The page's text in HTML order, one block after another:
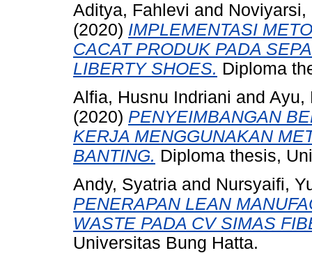
Aditya, Fahlevi and
(2020) IMPLEMENTASI
CACAT PRODUK PADA
LIBERTY SHOES. Diploma
Alfia, Husnu Indriani and Ayu,
(2020) PENYEIMBANGAN
KERJA MENGGUNAKAN
BANTING. Diploma thesis,
Andy, Syatria and Nursyaifi,
PENERAPAN LEAN
WASTE PADA CV SIMAS
Universitas Bung Hatta.